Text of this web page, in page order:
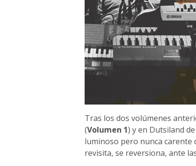
Tras los dos volúmenes
(Volumen 1) y en Dutsiland
luminoso pero nunca carente
revisita, se reversiona, ante